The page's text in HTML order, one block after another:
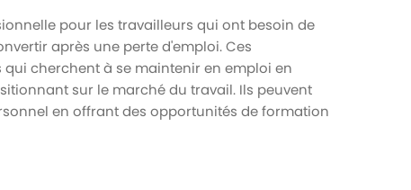
pour les travailleurs qui ont besoin de
après une perte d'emploi. Ces
cherchent à se maintenir en emploi en
sur le marché du travail. Ils peuvent
en offrant des opportunités de formation